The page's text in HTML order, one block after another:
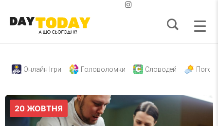
Онлайн Ігри Головоломки Словодей